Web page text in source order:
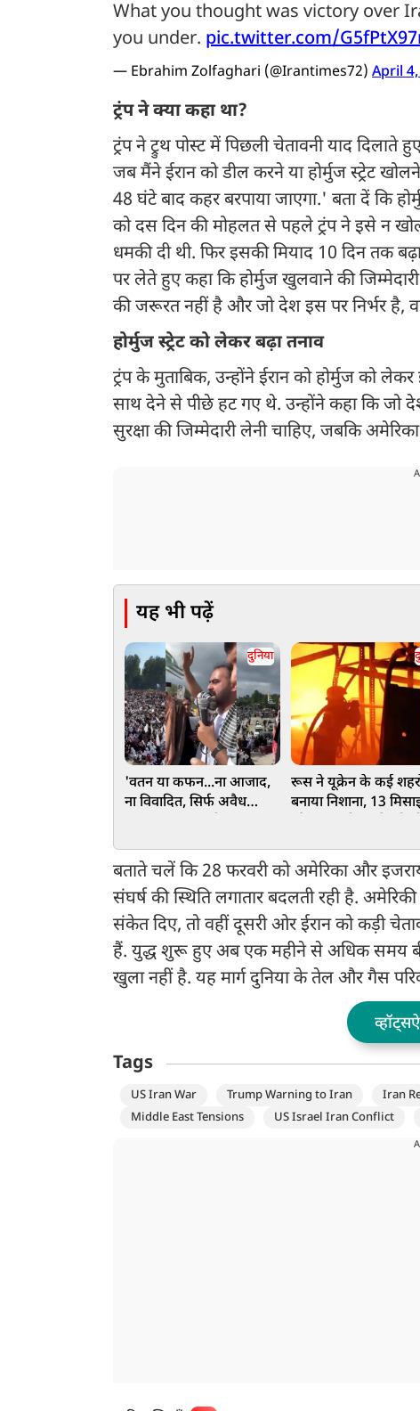
What you thought was victory over
you under. pic.twitter.com/
— Ebrahim Zolfaghari (@Irantimes72) April
ट्रंप ने क्या कहा था?
ट्रंप ने ट्रुथ पोस्ट में पिछली चेतावनी याद
जब मैंने ईरान को डील करने या होर्मुज स्ट्रेट
48 घंटे बाद कहर बरपाया जाएगा.' बता दें कि
को दस दिन की मोहलत से पहले ट्रंप ने इसे न
धमकी दी थी. फिर इसकी मियाद 10 दिन तक
पर लेते हुए कहा कि होर्मुज खुलवाने की
की जरूरत नहीं है और जो देश इस पर निर्भर है,
होर्मुज स्ट्रेट को लेकर बढ़ा तनाव
ट्रंप के मुताबिक, उन्होंने ईरान को होर्मुज को
साथ देने से पीछे हट गए थे. उन्होंने कहा कि जो
सुरक्षा की जिम्मेदारी लेनी चाहिए, जबकि
यह भी पढ़ें
दुनिया
'वतन या कफन...ना आजाद,
ना विवादित, सिर्फ अवैध
फौज की ईंट से ईंट
रूस ने यूक्रेन के कई
बनाया निशाना, 13
बताते चलें कि 28 फरवरी को अमेरिका और
संघर्ष की स्थिति लगातार बदलती रही है.
संकेत दिए, तो वहीं दूसरी ओर ईरान को कड़ी
हैं. युद्ध शुरू हुए अब एक महीने से अधिक समय
खुला नहीं है. यह मार्ग दुनिया के तेल और गैस
Tags
US Iran War Trump Warning to Iran Iran
Middle East Tensions
US Israel Iran Conflict